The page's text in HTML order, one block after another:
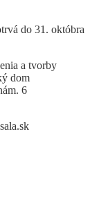
do 31. októbra
a tvorby
dom
6